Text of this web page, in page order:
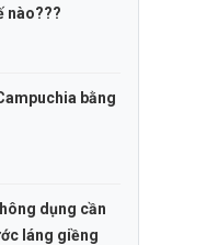
nào???
bằng
dụng cần
láng giềng